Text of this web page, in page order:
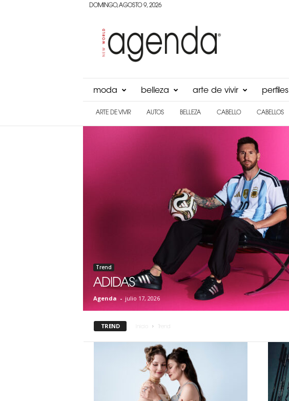
DOMINGO, AGOSTO 9, 2026
Panama
moda belleza arte de vivir perfiles
ARTE DE VIVIR AUTOS BELLEZA CABELLO CABELLOS
Trend
ADIDAS
Agenda - julio 17, 2026
TREND Trend